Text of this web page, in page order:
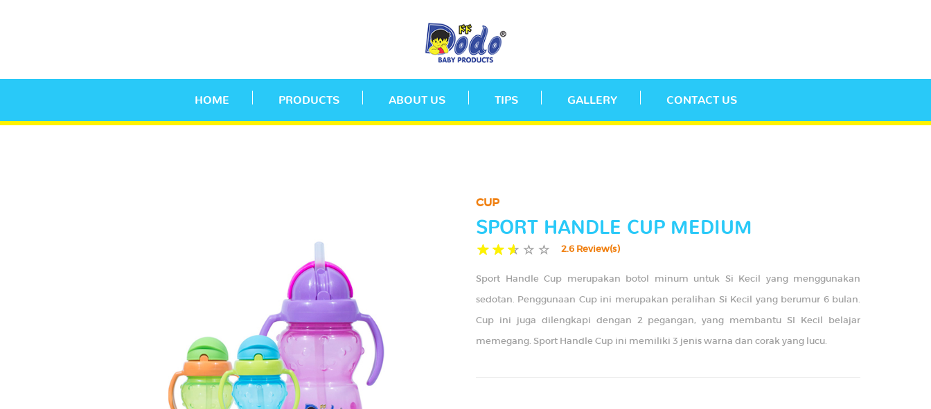
HOME PRODUCTS ABOUT US TIPS GALLERY CONTACT US
CUP
SPORT HANDLE CUP MEDIUM
2.6 Review(s)
Sport Handle Cup merupakan botol minum untuk Si Kecil yang menggunakan
sedotan. Penggunaan Cup ini merupakan peralihan Si Kecil yang berumur 6 bulan.
Cup ini juga dilengkapi dengan 2 pegangan, yang membantu SI Kecil belajar
memegang. Sport Handle Cup ini memiliki 3 jenis warna dan corak yang lucu.